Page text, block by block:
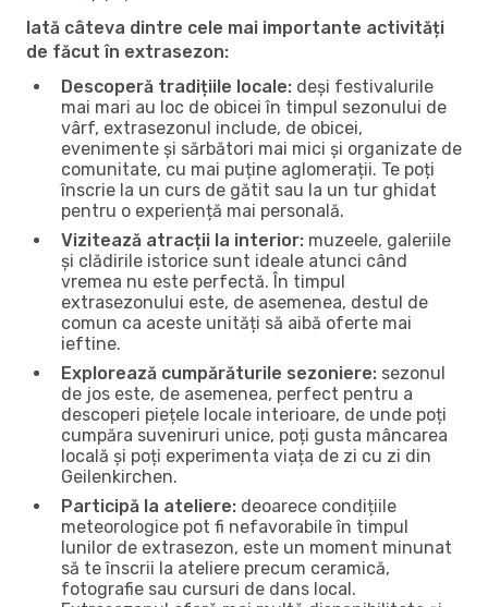
Iată câteva dintre cele mai importante activități
de făcut în extrasezon:
Descoperă tradițiile locale: deși festivalurile
mai mari au loc de obicei în timpul sezonului de
vârf, extrasezonul include, de obicei,
evenimente și sărbători mai mici și organizate de
comunitate, cu mai puține aglomerații. Te poți
înscrie la un curs de gătit sau la un tur ghidat
pentru o experiență mai personală.
Vizitează atracții la interior: muzeele, galeriile
și clădirile istorice sunt ideale atunci când
vremea nu este perfectă. În timpul
extrasezonului este, de asemenea, destul de
comun ca aceste unități să aibă oferte mai
ieftine.
Explorează cumpărăturile sezoniere: sezonul
de jos este, de asemenea, perfect pentru a
descoperi piețele locale interioare, de unde poți
cumpăra suveniruri unice, poți gusta mâncarea
locală și poți experimenta viața de zi cu zi din
Geilenkirchen.
Participă la ateliere: deoarece condițiile
meteorologice pot fi nefavorabile în timpul
lunilor de extrasezon, este un moment minunat
să te înscrii la ateliere precum ceramică,
fotografie sau cursuri de dans local.